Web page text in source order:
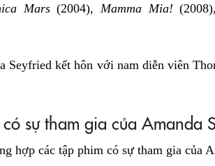
Mars(2004), Mamma Mia!
Seyfried kết hôn với nam diễn viên
sự tham gia của Amanda
hợp các tập phim có sự tham gia của